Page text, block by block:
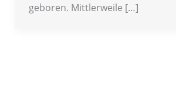
geboren. Mittlerweile […]